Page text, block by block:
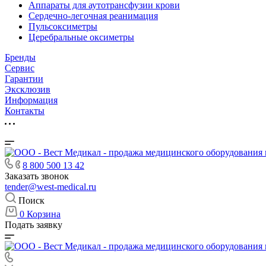
Аппараты для аутотрансфузии крови
Сердечно-легочная реанимация
Пульсоксиметры
Церебральные оксиметры
Бренды
Сервис
Гарантии
Эксклюзив
Информация
Контакты
8 800 500 13 42
Заказать звонок
tender@west-medical.ru
Поиск
0 Корзина
Подать заявку